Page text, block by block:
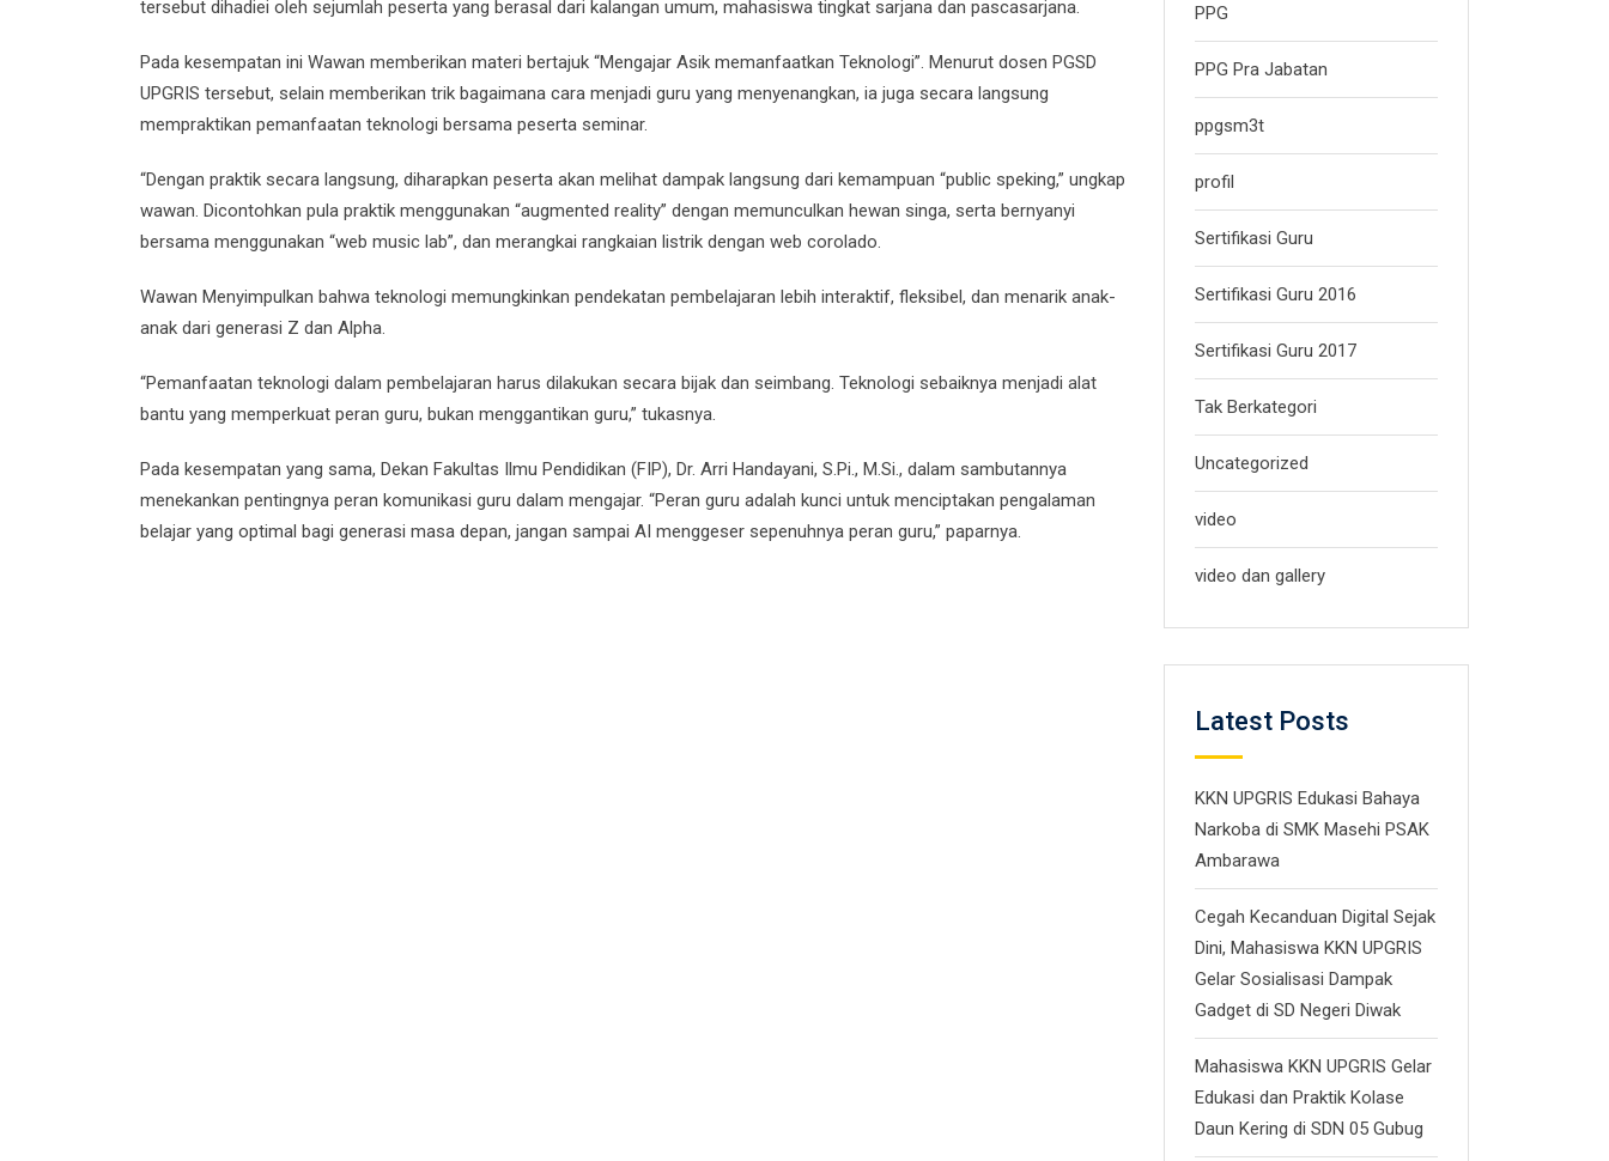
tersebut dihadiei oleh sejumlah peserta yang berasal dari kalangan umum, mahasiswa tingkat sarjana dan pascasarjana.
Pada kesempatan ini Wawan memberikan materi bertajuk “Mengajar Asik memanfaatkan Teknologi”. Menurut dosen PGSD
UPGRIS tersebut, selain memberikan trik bagaimana cara menjadi guru yang menyenangkan, ia juga secara langsung
mempraktikan pemanfaatan teknologi bersama peserta seminar.
“Dengan praktik secara langsung, diharapkan peserta akan melihat dampak langsung dari kemampuan “public speking,” ungkap
wawan. Dicontohkan pula praktik menggunakan “augmented reality” dengan memunculkan hewan singa, serta bernyanyi
bersama menggunakan “web music lab”, dan merangkai rangkaian listrik dengan web corolado.
Wawan Menyimpulkan bahwa teknologi memungkinkan pendekatan pembelajaran lebih interaktif, fleksibel, dan menarik anak-
anak dari generasi Z dan Alpha.
“Pemanfaatan teknologi dalam pembelajaran harus dilakukan secara bijak dan seimbang. Teknologi sebaiknya menjadi alat
bantu yang memperkuat peran guru, bukan menggantikan guru,” tukasnya.
Pada kesempatan yang sama, Dekan Fakultas Ilmu Pendidikan (FIP), Dr. Arri Handayani, S.Pi., M.Si., dalam sambutannya
menekankan pentingnya peran komunikasi guru dalam mengajar. “Peran guru adalah kunci untuk menciptakan pengalaman
belajar yang optimal bagi generasi masa depan, jangan sampai AI menggeser sepenuhnya peran guru,” paparnya.
PPG
PPG Pra Jabatan
ppgsm3t
profil
Sertifikasi Guru
Sertifikasi Guru 2016
Sertifikasi Guru 2017
Tak Berkategori
Uncategorized
video
video dan gallery
Latest Posts
KKN UPGRIS Edukasi Bahaya
Narkoba di SMK Masehi PSAK
Ambarawa
Cegah Kecanduan Digital Sejak
Dini, Mahasiswa KKN UPGRIS
Gelar Sosialisasi Dampak
Gadget di SD Negeri Diwak
Mahasiswa KKN UPGRIS Gelar
Edukasi dan Praktik Kolase
Daun Kering di SDN 05 Gubug